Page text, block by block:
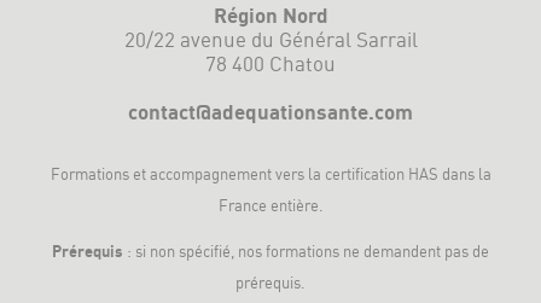
Région Nord
20/22 avenue du Général Sarrail
78 400 Chatou
contact@adequationsante.com
Formations et accompagnement vers la certification HAS dans la
France entière.
Prérequis : si non spécifié, nos formations ne demandent pas de
prérequis.